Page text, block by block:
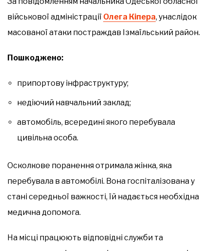
військової адміністрації Олега Кіпера, унаслідок
масованої атаки постраждав Ізмаїльський район.
Пошкоджено:
припортову інфраструктуру;
недіючий навчальний заклад;
автомобіль, всередині якого перебувала
цивільна особа.
Осколкове поранення отримала жінка, яка
перебувала в автомобілі. Вона госпіталізована у
стані середньої важкості, їй надається необхідна
медична допомога.
На місці працюють відповідні служби та